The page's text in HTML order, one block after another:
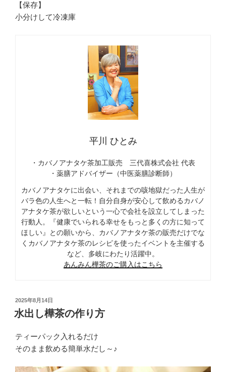
【保存】
小分けして冷凍庫
平川 ひとみ
・カバノアナタケ茶加工販売 三代喜株式会社 代表
・薬膳アドバイザー（中医薬膳診断師）
カバノアナタケに出会い、それまでの咳地獄だった人生が
バラ色の人生へと一転！自分自身が安心して飲めるカバノ
アナタケ茶が欲しいという一心で会社を設立してしまった
行動人。『健康でいられる幸せをもっと多くの方に知って
ほしい』との願いから、カバノアナタケ茶の販売だけでな
くカバノアナタケ茶のレシピを使ったイベントを主催する
など、多岐にわたり活躍中。
あんみん樺茶のご購入はこちら
投
稿
日:
2025年8月14日
水出し樺茶の作り方
ティーパック入れるだけ
そのまま飲める簡単水だし～♪